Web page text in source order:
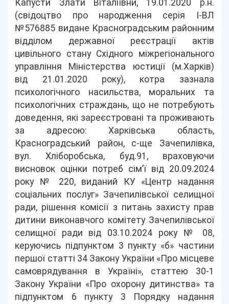
Капусти Злати Віталіївни, 19.01.2020 р.н.
(свідоцтво про народження серія І-ВЛ
№576885 видане Красноградським районним
відділом державної реєстрації актів
цивільного стану Східного міжрегіонального
управління Міністерства юстиції (м.Харків)
від 21.01.2020 року), котра зазнала
психологічного насильства, моральних та
психологічних страждань, що не потребують
доведення, які зареєстровані та проживають
за адресою: Харківська область,
Красноградський район, с-ще Зачепилівка,
вул. Хліборобська, буд.91, враховуючи
висновок оцінки потреб сім’ї від 20.09.2024
року № 220, виданий КУ «Центр надання
соціальних послуг» Зачепилівської селищної
ради, рішення комісії з питань захисту прав
дитини виконавчого комітету Зачепилівської
селищної ради від 03.10.2024 року № 08,
керуючись підпунктом 3 пункту «б» частини
першої статті 34 Закону України «Про місцеве
самоврядування в Україні», статтею 30-1
Закону України «Про охорону дитинства» та
підпунктом 6 пункту 3 Порядку надання